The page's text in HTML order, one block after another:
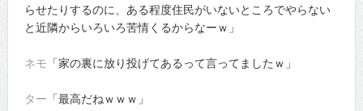
らせたりするのに、ある程度住民がいないところでやらない
と近隣からいろいろ苦情くるからなーｗ」
ネモ 「家の裏に放り投げてあるって言ってましたｗ」
ター 「最高だねｗｗｗ」